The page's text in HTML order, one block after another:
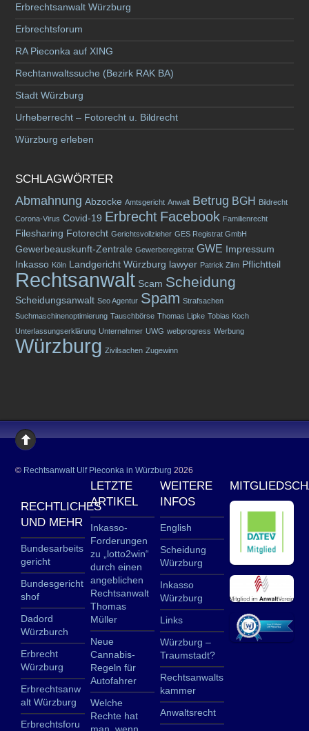
Erbrechtsanwalt Würzburg
Erbrechtsforum
RA Pieconka auf XING
Rechtanwaltssuche (Bezirk RAK BA)
Stadt Würzburg
Urheberrecht – Fotorecht u. Bildrecht
Würzburg erleben
SCHLAGWÖRTER
Abmahnung Abzocke Amtsgericht Anwalt Betrug BGH
Bildrecht
Corona-Virus Covid-19 Erbrecht Facebook Familienrecht
Filesharing Fotorecht Gerichtsvollzieher GES Registrat GmbH
Gewerbeauskunft-Zentrale Gewerberegistrat GWE
Impressum
Inkasso Köln Landgericht Würzburg lawyer Patrick Zilm Pflichtteil
Rechtsanwalt Scam Scheidung
Scheidungsanwalt Seo Agentur Spam Strafsachen
Suchmaschinenoptimierung Tauschbörse Thomas Lipke Tobias Koch
Unterlassungserklärung Unternehmer UWG webprogress Werbung
Würzburg Zivilsachen Zugewinn
© Rechtsanwalt Ulf Pieconka in Würzburg 2026
RECHTLICHES
UND MEHR
Bundesarbeits
gericht
Bundesgericht
shof
Dadord
Würzburch
Erbrecht
Würzburg
Erbrechtsanw
alt Würzburg
Erbrechtsforu
LETZTE
ARTIKEL
Inkasso-
Forderungen
zu „lotto2win“
durch einen
angeblichen
Rechtsanwalt
Thomas
Müller
Neue
Cannabis-
Regeln für
Autofahrer
Welche
Rechte hat
WEITERE
INFOS
English
Scheidung
Würzburg
Inkasso
Würzburg
Links
Würzburg –
Traumstadt?
Rechtsanwalts
kammer
Anwaltsrecht